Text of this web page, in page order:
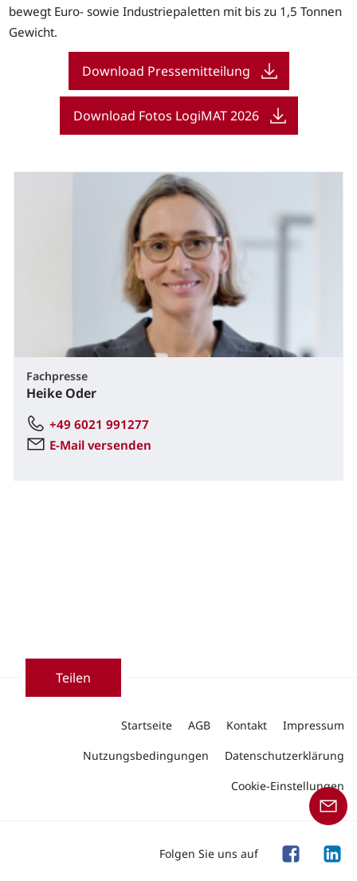
bewegt Euro- sowie Industriepaletten mit bis zu 1,5 Tonnen
Gewicht.
Download Pressemitteilung
Download Fotos LogiMAT 2026
Fachpresse
Heike Oder
+49 6021 991277
E-Mail versenden
Teilen
Startseite AGB Kontakt
Impressum
Nutzungsbedingungen
Datenschutzerklärung
Cookie-Einstellungen
Folgen Sie uns auf